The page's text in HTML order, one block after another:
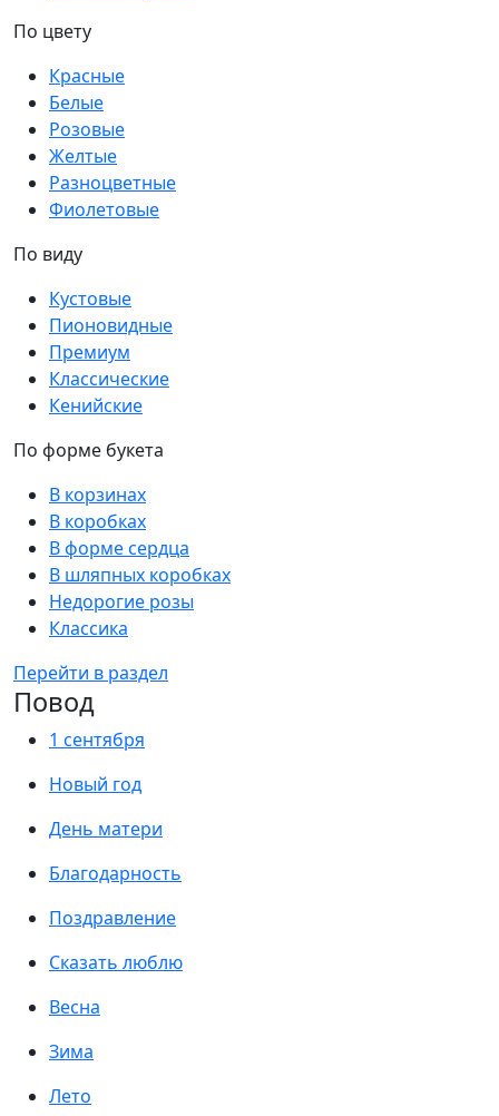
По цвету
Красные
Белые
Розовые
Желтые
Разноцветные
Фиолетовые
По виду
Кустовые
Пионовидные
Премиум
Классические
Кенийские
По форме букета
В корзинах
В коробках
В форме сердца
В шляпных коробках
Недорогие розы
Классика
Перейти в раздел
Повод
1 сентября
Новый год
День матери
Благодарность
Поздравление
Сказать люблю
Весна
Зима
Лето